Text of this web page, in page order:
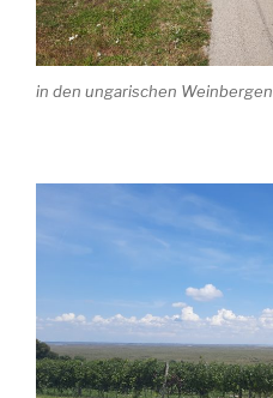
in den ungarischen Weinbergen